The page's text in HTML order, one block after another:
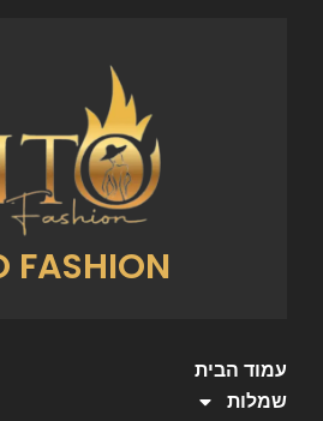
FASHION
עמוד הבית
שמלות